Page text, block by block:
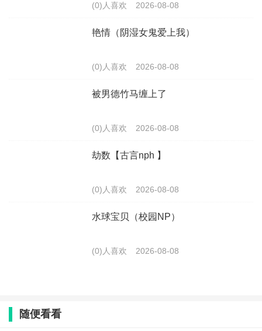
(0)人喜欢 2026-08-08
艳情（阴湿女鬼爱上我）
(0)人喜欢 2026-08-08
被男德竹马缠上了
(0)人喜欢 2026-08-08
劫数【古言nph 】
(0)人喜欢 2026-08-08
水球宝贝（校园NP）
(0)人喜欢 2026-08-08
随便看看